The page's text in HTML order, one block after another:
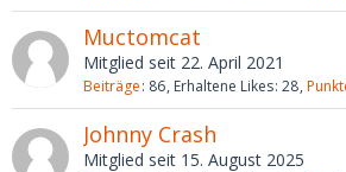
Muctomcat
Mitglied seit 22. April 2021
Beiträge 86 Erhaltene Likes 28
Johnny Crash
Mitglied seit 15. August 2025